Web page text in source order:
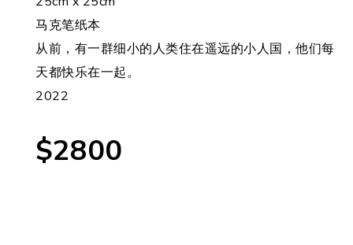
马克笔纸本
从前，有一群细小的人类住在遥远的小人国，他们每
天都快乐在一起。
2022
$2800